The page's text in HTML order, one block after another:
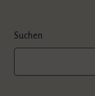
Suchen